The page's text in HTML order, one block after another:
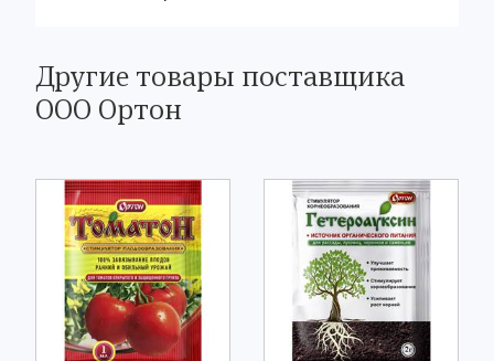
Другие товары поставщика
ООО Ортон